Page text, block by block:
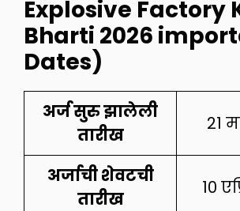
Explosive Factory
Bharti 2026
Dates)
अर्ज सुरु झालेली
तारीख
21
अर्जाची शेवटची
तारीख
10